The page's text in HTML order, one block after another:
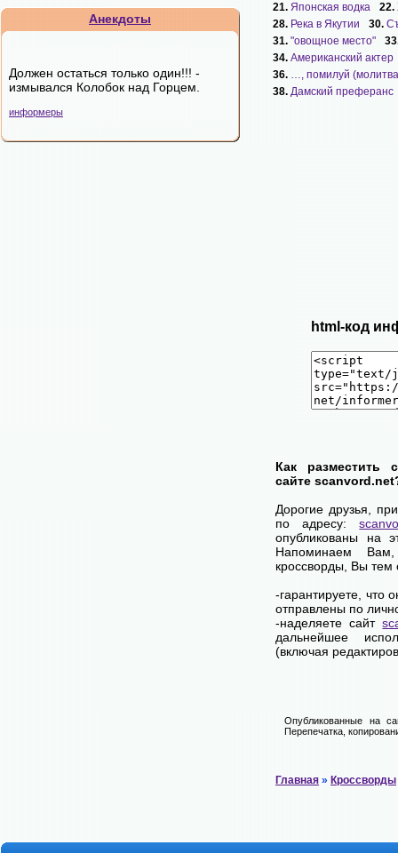
Анекдоты
Должен остаться только один!!! -
измывался Колобок над Горцем.
информеры
21. Японская водка 22.
28. Река в Якутии 30.
31. "овощное место"
34. Американский актер
36. …, помилуй
38. Дамский преферанс
html-код
Как разместить
сайте
Дорогие друзья,
по адресу:
опубликованы на
Напоминаем
кроссворды, Вы
-гарантируете, что
отправлены по
-наделяете сайт
дальнейшее
(включая
Опубликованные на
Перепечатка,
Главная » Кроссворды